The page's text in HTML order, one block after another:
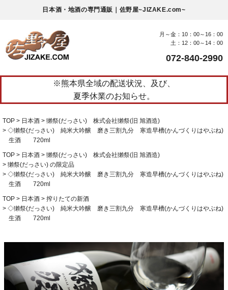
日本酒・地酒の専門通販｜佐野屋~JIZAKE.com~
月～金：10：00～16：00
土：12：00～14：00
072-840-2990
※熊本県全域の配送状況、及び、
夏季休業のお知らせ。
TOP 日本酒
獺祭(だっさい) 株式会社獺祭(旧 旭酒造)
◇獺祭(だっさい) 純米大吟醸 磨き三割九分 寒造早槽(かんづくりはやぶね)
生酒 720ml
TOP 日本酒
獺祭(だっさい) 株式会社獺祭(旧 旭酒造)
獺祭(だっさい) の限定品
◇獺祭(だっさい) 純米大吟醸 磨き三割九分 寒造早槽(かんづくりはやぶね)
生酒 720ml
TOP 日本酒
搾りたての新酒
◇獺祭(だっさい) 純米大吟醸 磨き三割九分 寒造早槽(かんづくりはやぶね)
生酒 720ml